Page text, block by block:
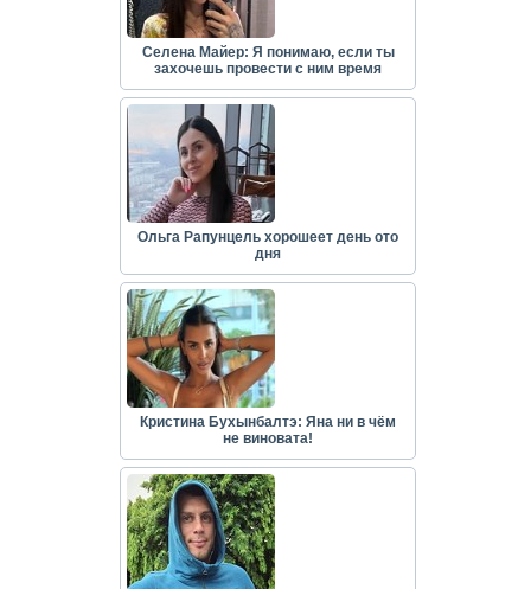
Селена Майер: Я понимаю, если ты
захочешь провести с ним время
Ольга Рапунцель хорошеет день ото
дня
Кристина Бухынбалтэ: Яна ни в чём
не виновата!